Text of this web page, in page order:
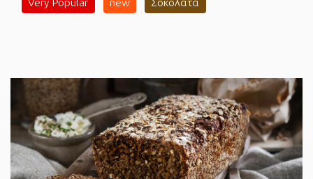
Very Popular new Σοκολάτα